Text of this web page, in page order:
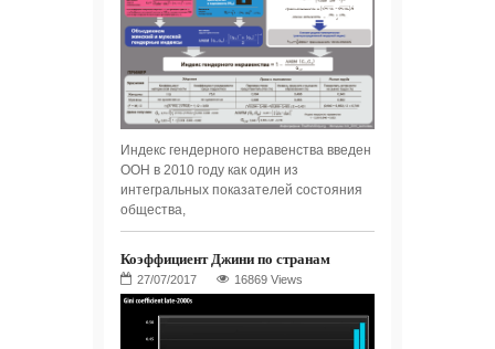
Индекс гендерного неравенства введен
ООН в 2010 году как один из
интегральных показателей состояния
общества,
Коэффициент Джини по странам
16869 Views